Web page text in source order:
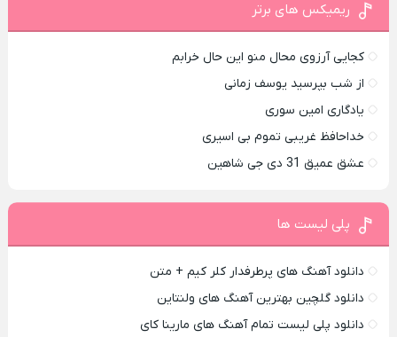
ریمیکس های برتر
کجایی آرزوی محال منو این حال خرابم
از شب بپرسید یوسف زمانی
یادگاری امین سوری
خداحافظ غریبی تموم بی اسیری
عشق عمیق 31 دی جی شاهین
پلی لیست ها
دانلود آهنگ های پرطرفدار کلر کیم + متن
دانلود گلچین بهترین آهنگ های ولنتاین
دانلود پلی لیست تمام آهنگ های مارینا کای